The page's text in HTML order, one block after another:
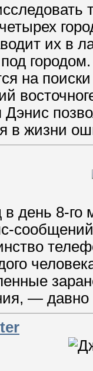
их в
на
в жизни
в день 8-го
—